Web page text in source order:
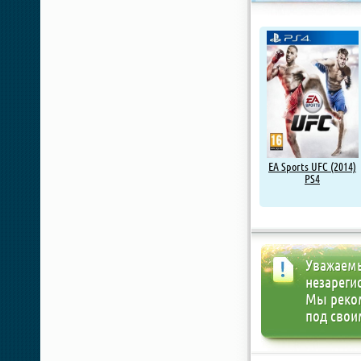
EA Sports UFC (2014)
PS4
Мы
под